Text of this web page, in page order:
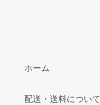
ホーム
配送・送料について